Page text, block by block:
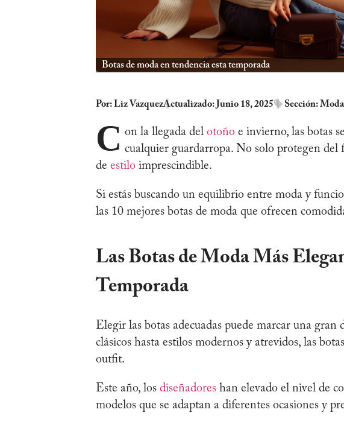
Botas de moda en tendencia esta temporada
Por:Liz VazquezActualizado: Junio 18, 2025 Sección:Moda
C on la llegada del otoño e invierno, las botas
cualquier guardarropa. No solo protegen
de estilo imprescindible.
Si estás buscando un equilibrio entre moda y
las 10 mejores botas de moda que ofrecen
Las Botas de Moda Más
Temporada
Elegir las botas adecuadas puede marcar una
clásicos hasta estilos modernos y atrevidos, las
outfit.
Este año, los diseñadores han elevado el nivel de
modelos que se adaptan a diferentes ocasiones y